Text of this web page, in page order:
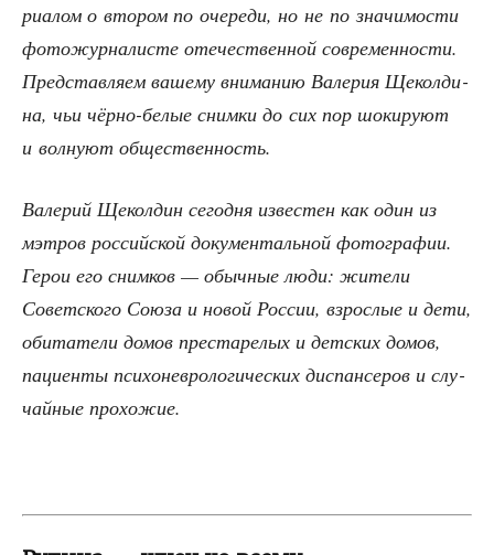
ри­а­лом о вто­ром по оче­ре­ди, но не по зна­чи­мо­сти
фото­жур­на­ли­сте оте­че­ствен­ной совре­мен­но­сти.
Пред­став­ля­ем ваше­му вни­ма­нию Вале­рия Щекол­ди­
на, чьи чёр­но-белые сним­ки до сих пор шоки­ру­ют
и вол­ну­ют общественность.
Вале­рий Щекол­дин сего­дня изве­стен как один из
мэтров рос­сий­ской доку­мен­таль­ной фото­гра­фии.
Герои его сним­ков — обыч­ные люди: жите­ли
Совет­ско­го Сою­за и новой Рос­сии, взрос­лые и дети,
оби­та­те­ли домов пре­ста­ре­лых и дет­ских домов,
паци­ен­ты пси­хо­нев­ро­ло­ги­че­ских дис­пан­се­ров и слу­
чай­ные прохожие.